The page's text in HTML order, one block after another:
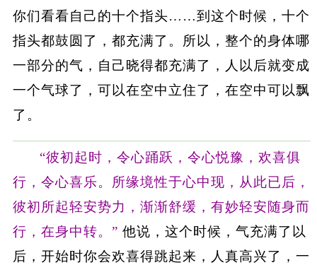
你们看看自己的十个指头……到这个时候，十个
指头都鼓圆了，都充满了。所以，整个的身体哪
一部分的气，自己晓得都充满了，人以后就变成
一个气球了，可以在空中立住了，在空中可以飘
了。
“彼初起时，令心踊跃，令心悦豫，欢喜俱
行，令心喜乐。所缘境性于心中现，从此已后，
彼初所起轻安势力，渐渐舒缓，有妙轻安随身而
行，在身中转。” 他说，这个时候，气充满了以
后，开始时你会欢喜得跳起来，人真高兴了，一